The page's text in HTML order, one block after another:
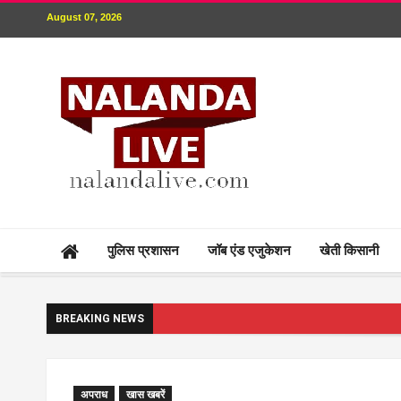
August 07, 2026
पुलिस प्रशासन जॉब एंड एजुकेशन खेती किसानी
BREAKING NEWS
अपराध खास खबरें